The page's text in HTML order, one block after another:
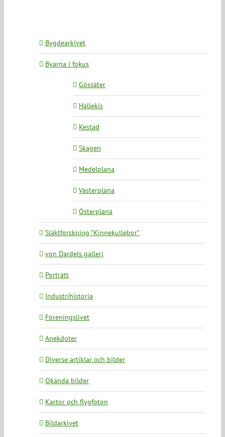
Bygdearkivet
Byarna i fokus
Gössäter
Hällekis
Kestad
Skagen
Medelplana
Västerplana
Österplana
Släktforskning ”Kinnekullebor”
von Dardels galleri
Porträtt
Industrihistoria
Föreningslivet
Anekdoter
Diverse artiklar och bilder
Okända bilder
Kartor och flygfoton
Bildarkivet